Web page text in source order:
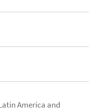
America and